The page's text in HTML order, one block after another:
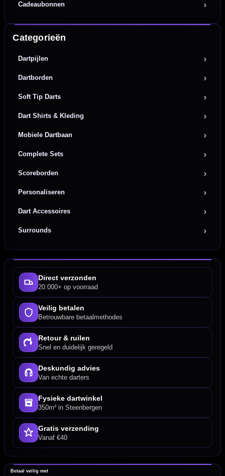
Cadeaubonnen
Categorieën
Dartpijlen
Dartborden
Soft Tip Darts
Dart Shirts & Kleding
Mobiele Dartbaan
Complete Sets
Scoreborden
Personaliseren
Dart Accessoires
Surrounds
Direct verzonden
20.000+ op voorraad
Veilig betalen
Betrouwbare betaalmethodes
Retour & ruilen
Snel en duidelijk geregeld
Deskundig advies
Van echte darters
Fysieke dartwinkel
350m² in Steenbergen
Gratis verzending
Vanaf €40
Betaal veilig met